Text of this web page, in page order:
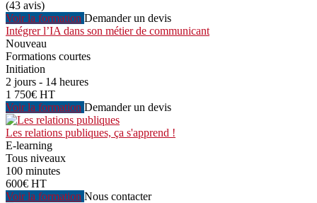
(43 avis)
Voir la formation Demander un devis
Intégrer l’IA dans son métier de communicant
Nouveau
Formations courtes
Initiation
2 jours - 14 heures
1 750€ HT
Voir la formation Demander un devis
Les relations publiques, ça s'apprend !
E-learning
Tous niveaux
100 minutes
600€ HT
Voir la formation Nous contacter